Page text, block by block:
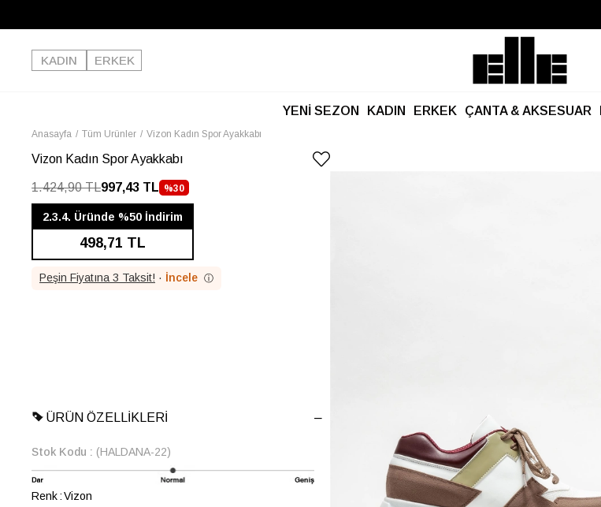
Kargo Ücretsiz!
KADIN
ERKEK
YENİ SEZON KADIN ERKEK ÇANTA & AKSESUAR
Anasayfa Tüm Ürünler Vizon Kadın Spor Ayakkabı
Vizon Kadın Spor Ayakkabı
1.424,90 TL997,43 TL %30
İNDIRIM
2.3.4. Üründe %50 İndirim
498,71 TL
Peşin Fiyatına 3 Taksit! · İncele ⓘ
ÜRÜN ÖZELLIKLERI
Stok Kodu (HALDANA-22)
Renk Vizon